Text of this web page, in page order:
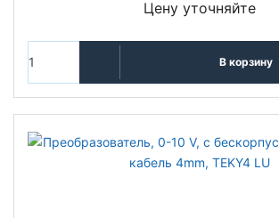
Цену уточняйте
В корзину